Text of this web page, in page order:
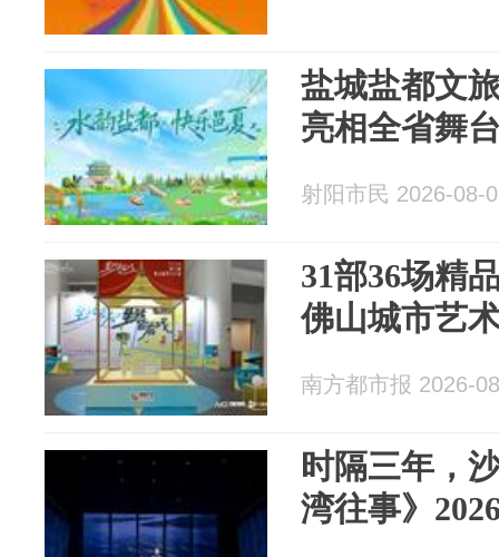
盐城盐都文
亮相全省舞
射阳市民 2026-08-
31部36场精
佛山城市艺
南方都市报 2026-
时隔三年，
湾往事》